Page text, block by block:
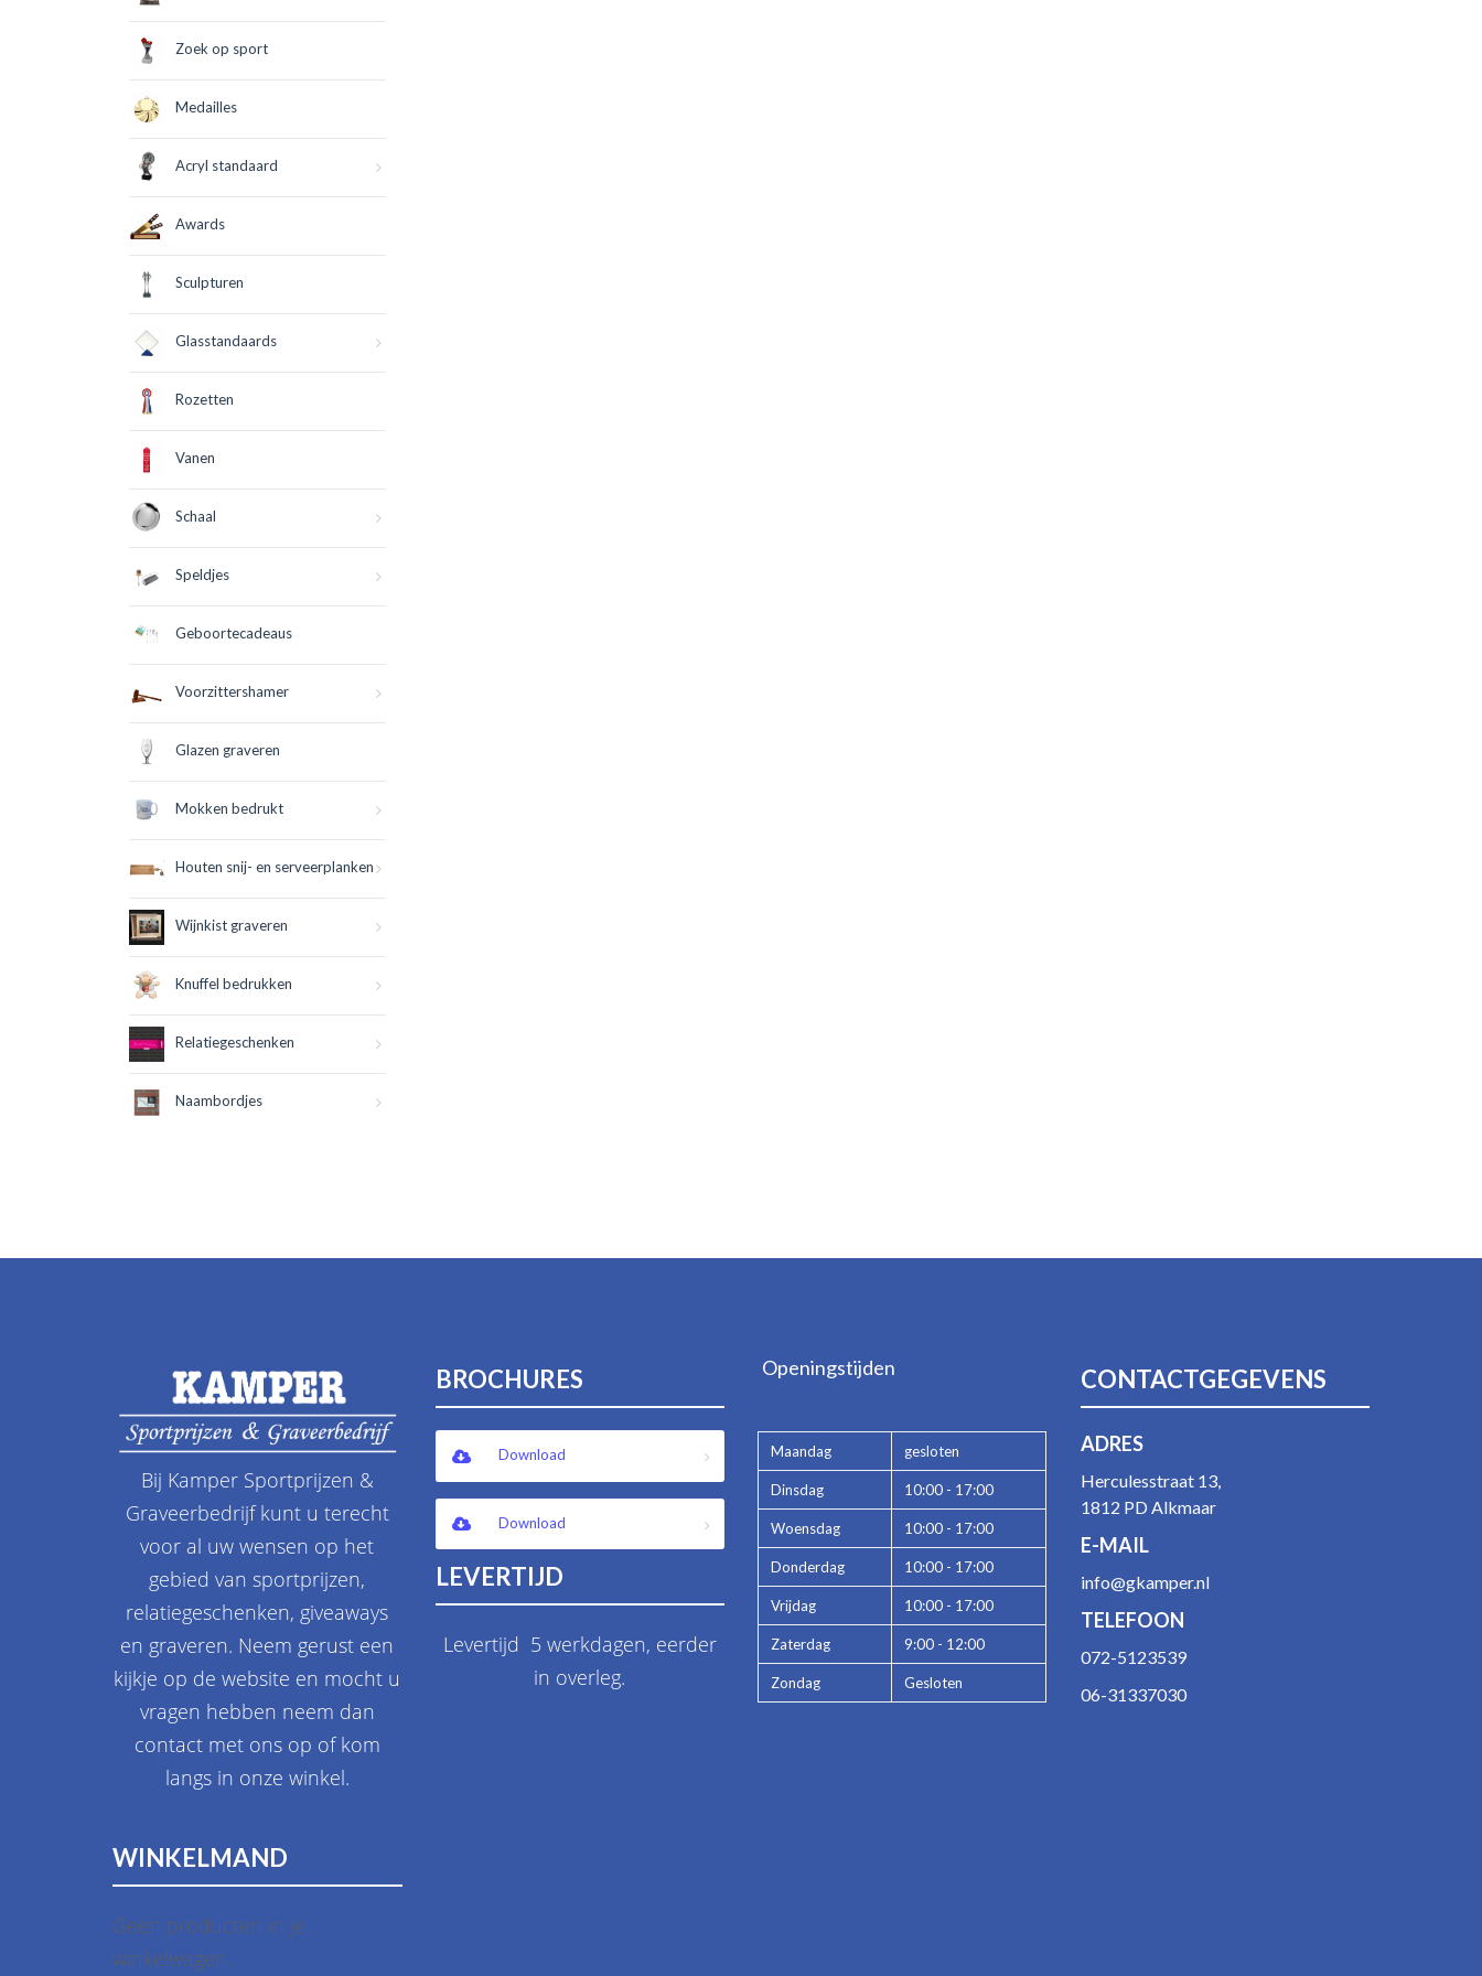
Zoek op sport
Medailles
Acryl standaard
Awards
Sculpturen
Glasstandaards
Rozetten
Vanen
Schaal
Speldjes
Geboortecadeaus
Voorzittershamer
Glazen graveren
Mokken bedrukt
Houten snij- en serveerplanken
Wijnkist graveren
Knuffel bedrukken
Relatiegeschenken
Naambordjes
Bij Kamper Sportprijzen &
Graveerbedrijf kunt u terecht
voor al uw wensen op het
gebied van sportprijzen,
relatiegeschenken, giveaways
en graveren. Neem gerust een
kijkje op de website en mocht u
vragen hebben neem dan
contact met ons op of kom
langs in onze winkel.
WINKELMAND
Geen producten in je
winkelwagen.
BROCHURES
Download
Download
LEVERTIJD
Levertijd 5 werkdagen, eerder
in overleg.
Openingstijden
Maandag gesloten
Dinsdag 10:00 - 17:00
Woensdag 10:00 - 17:00
Donderdag 10:00 - 17:00
Vrijdag 10:00 - 17:00
Zaterdag 9:00 - 12:00
Zondag Gesloten
CONTACTGEGEVENS
ADRES
Herculesstraat 13,
1812 PD Alkmaar
E-MAIL
info@gkamper.nl
TELEFOON
072-5123539
06-31337030